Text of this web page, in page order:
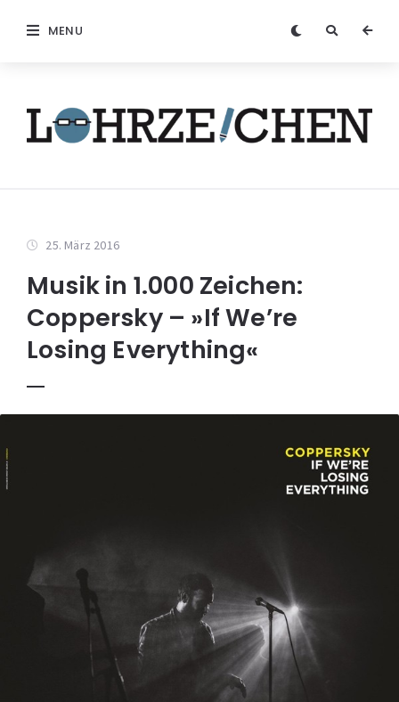
MENU
25. März 2016
Musik in 1.000 Zeichen:
Coppersky – »If We’re
Losing Everything«